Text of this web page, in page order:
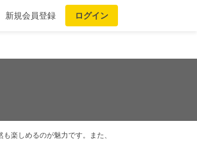
新規会員登録 ログイン
楽しめるのが魅力です。また、